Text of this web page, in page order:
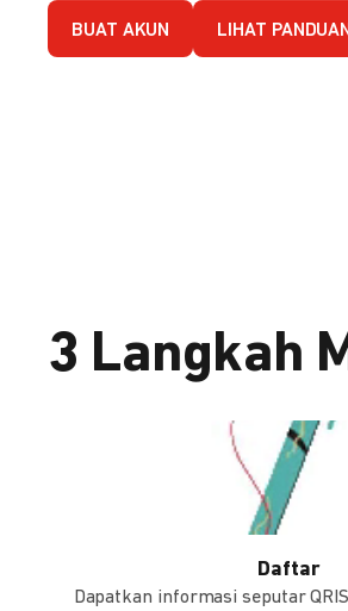
BUAT AKUN LIHAT PANDUAN
3 Langkah
Daftar
Dapatkan informasi seputar